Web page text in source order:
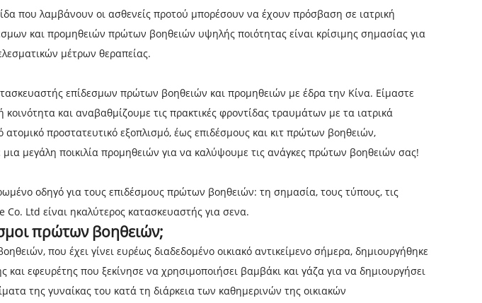
που λαμβάνουν οι ασθενείς προτού μπορέσουν να έχουν πρόσβαση σε ιατρική
και προμηθειών πρώτων βοηθειών υψηλής ποιότητας είναι κρίσιμης σημασίας για
μέτρων θεραπείας.
επίδεσμων πρώτων βοηθειών και προμηθειών με έδρα την Κίνα. Είμαστε
και αναβαθμίζουμε τις πρακτικές φροντίδας τραυμάτων με τα ιατρικά
προστατευτικό εξοπλισμό, έως επιδέσμους και κιτ πρώτων βοηθειών,
μεγάλη ποικιλία προμηθειών για να καλύψουμε τις ανάγκες πρώτων βοηθειών σας!
οδηγό για τους επιδέσμους πρώτων βοηθειών: τη σημασία, τους τύπους, τις
Co. Ltd είναι ηκαλύτερος κατασκευαστής για σενα.
πρώτων βοηθειών;
που έχει γίνει ευρέως διαδεδομένο οικιακό αντικείμενο σήμερα, δημιουργήθηκε
εφευρέτης που ξεκίνησε να χρησιμοποιήσει βαμβάκι και γάζα για να δημιουργήσει
της γυναίκας του κατά τη διάρκεια των καθημερινών της οικιακών